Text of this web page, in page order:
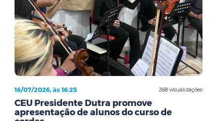
268 visualizações
16/07/2026, às 16:25
CEU Presidente Dutra promove
apresentação de alunos do curso de